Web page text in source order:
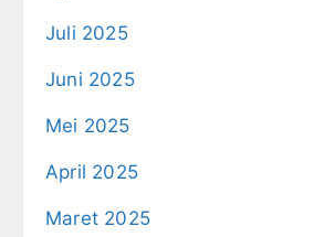
Juli 2025
Juni 2025
Mei 2025
April 2025
Maret 2025